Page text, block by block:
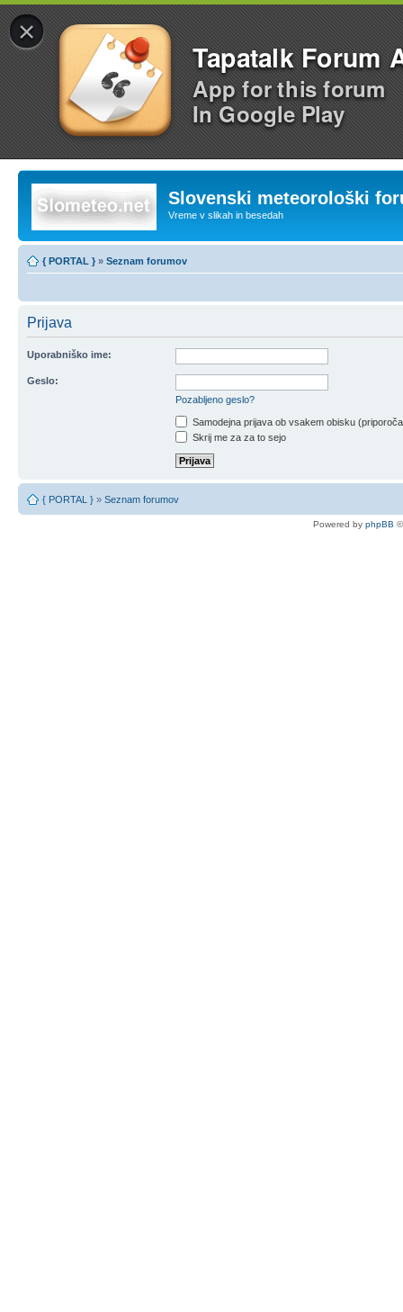
×
Tapatalk Forum
App for this forum
In Google Play
Slovenski meteorološki
Vreme v slikah in besedah
{ PORTAL } » Seznam forumov
Prijava
Uporabniško ime:
Geslo:
Pozabljeno geslo?
Samodejna prijava ob vsakem obisku
Skrij me za za to sejo
{ PORTAL } » Seznam forumov
Powered by phpBB